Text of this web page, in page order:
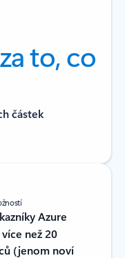
to, co
částek
Azure
než 20
(jenom noví